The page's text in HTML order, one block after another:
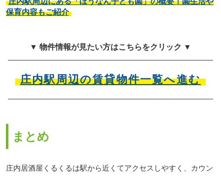
保育内容もご紹介
▼ 物件情報が見たい方はこちらをクリック ▼
庄内駅周辺の賃貸物件一覧へ進む
まとめ
庄内居酒屋くるくるは駅から近くてアクセスしやすく、カウン